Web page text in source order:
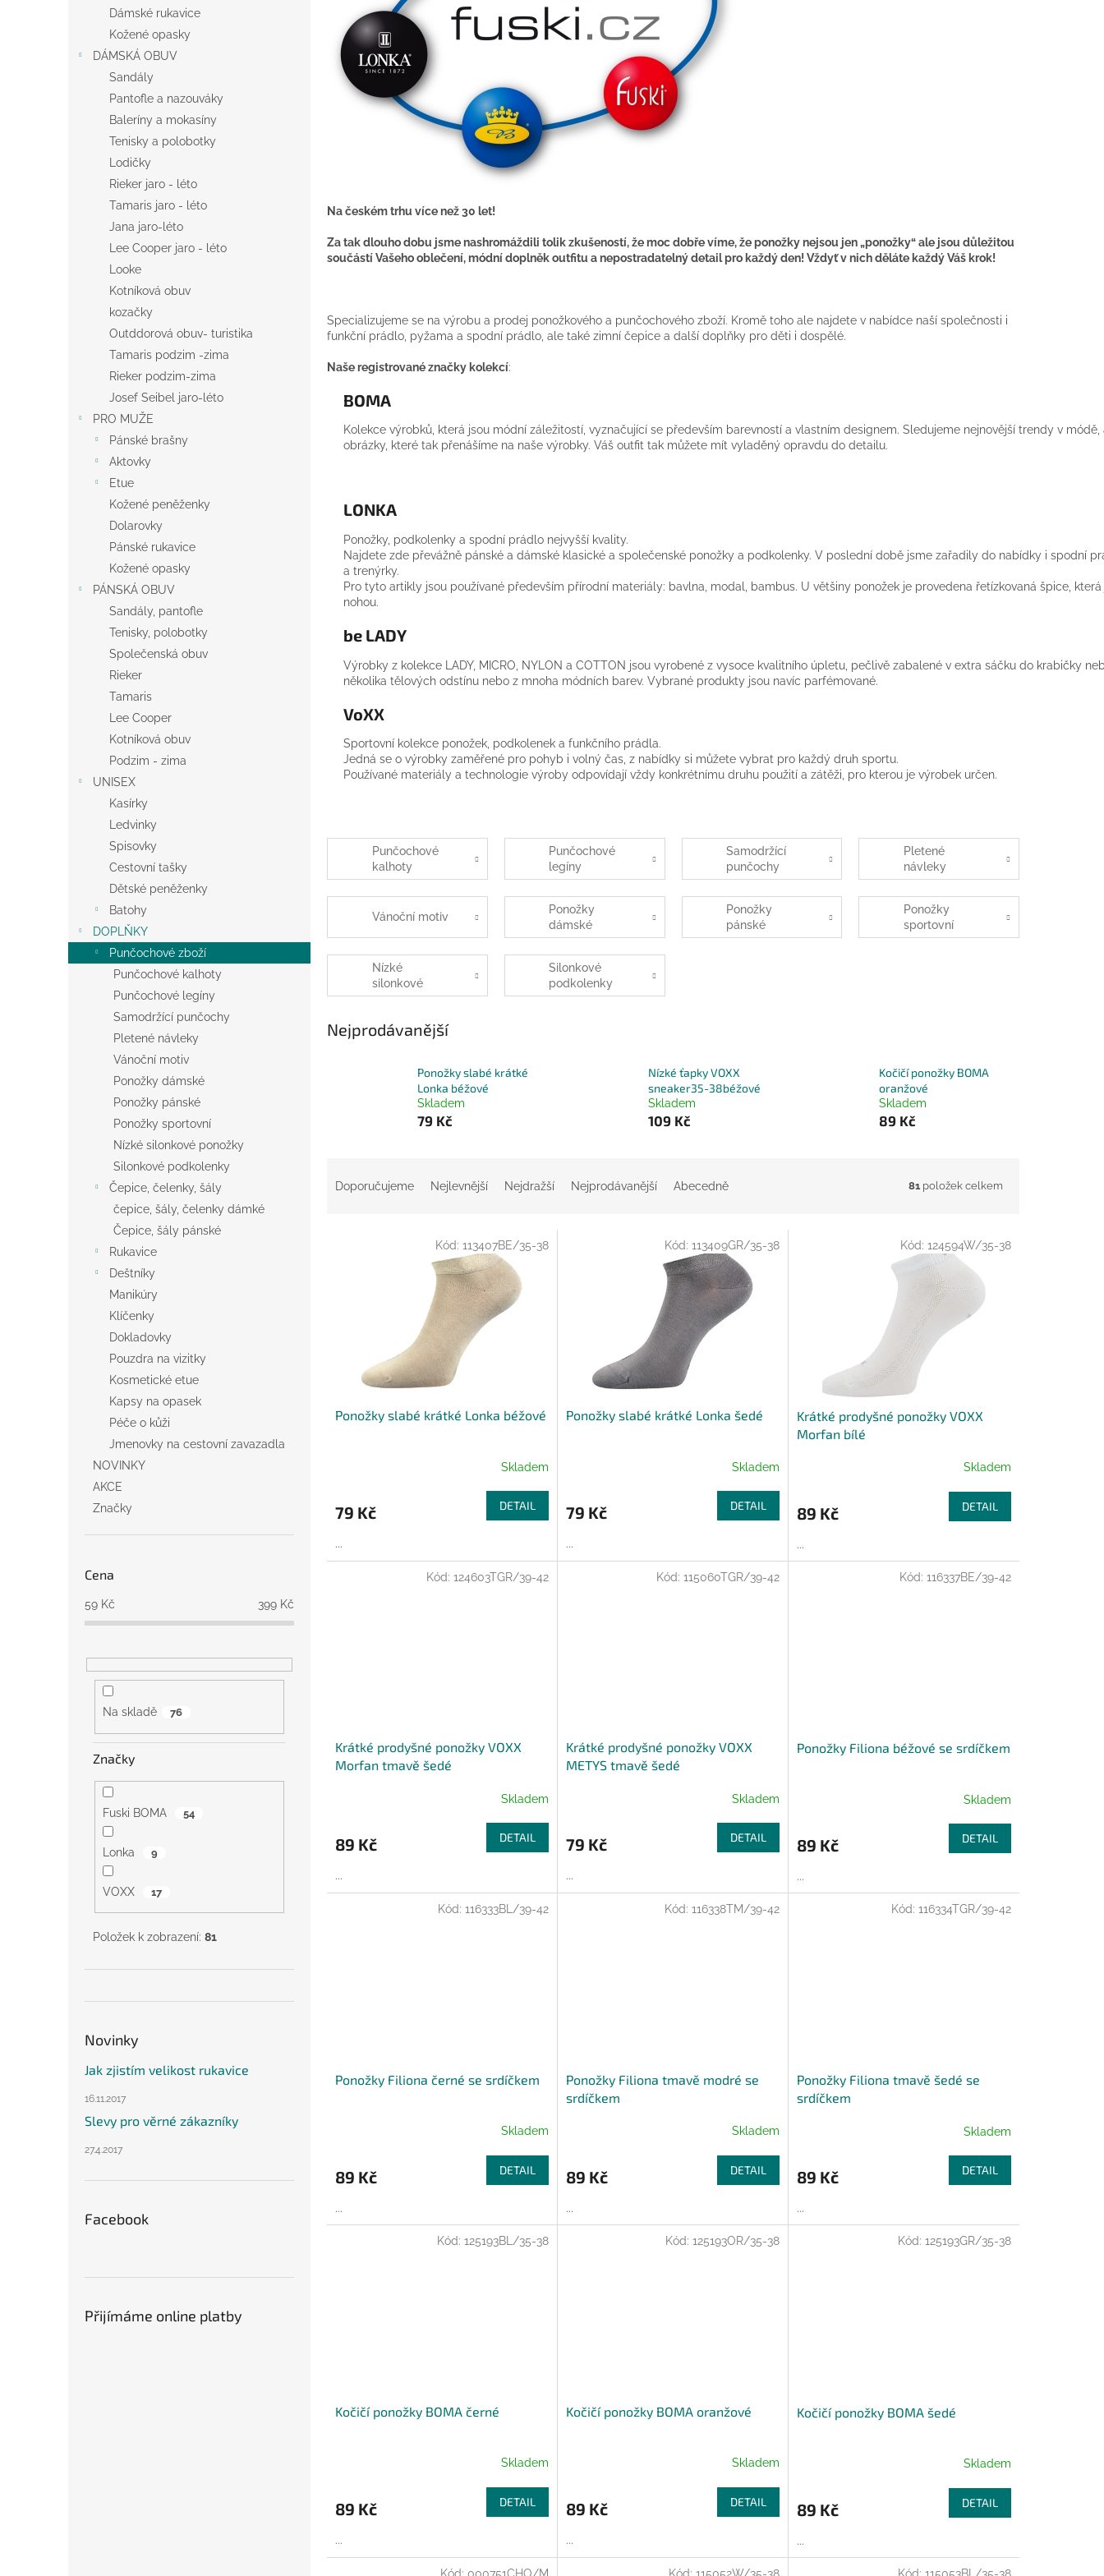
Dámské rukavice
Kožené opasky
DÁMSKÁ OBUV
Sandály
Pantofle a nazouváky
Baleríny a mokasíny
Tenisky a polobotky
Lodičky
Rieker jaro - léto
Tamaris jaro - léto
Jana jaro-léto
Lee Cooper jaro - léto
Looke
Kotníková obuv
kozačky
Outddorová obuv- turistika
Tamaris podzim -zima
Rieker podzim-zima
Josef Seibel jaro-léto
PRO MUŽE
Pánské brašny
Aktovky
Etue
Kožené peněženky
Dolarovky
Pánské rukavice
Kožené opasky
PÁNSKÁ OBUV
Sandály, pantofle
Tenisky, polobotky
Společenská obuv
Rieker
Tamaris
Lee Cooper
Kotníková obuv
Podzim - zima
UNISEX
Kasírky
Ledvinky
Spisovky
Cestovní tašky
Dětské peněženky
Batohy
DOPLŇKY
Punčochové zboží
Punčochové kalhoty
Punčochové legíny
Samodržící punčochy
Pletené návleky
Vánoční motiv
Ponožky dámské
Ponožky pánské
Ponožky sportovní
Nízké silonkové ponožky
Silonkové podkolenky
Čepice, čelenky, šály
čepice, šály, čelenky dámké
Čepice, šály pánské
Rukavice
Deštníky
Manikúry
Klíčenky
Dokladovky
Pouzdra na vizitky
Kosmetické etue
Kapsy na opasek
Péče o kůži
Jmenovky na cestovní zavazadla
NOVINKY
AKCE
Značky
Cena
59 Kč 399 Kč
Na skladě 76
Značky
Fuski BOMA 54
Lonka 9
VOXX 17
Položek k zobrazení: 81
Novinky
Jak zjistím velikost rukavice
16.11.2017
Slevy pro věrné zákazníky
27.4.2017
Facebook
Přijímáme online platby
Na českém trhu více než 30 let!
Za tak dlouho dobu jsme nashromáždili tolik zkušeností, že moc dobře víme, že ponožky nejsou jen „ponožky“ ale jsou důležitou
součástí Vašeho oblečení, módní doplněk outfitu a nepostradatelný detail pro každý den! Vždyť v nich děláte každý Váš krok!
Specializujeme se na výrobu a prodej ponožkového a punčochového zboží. Kromě toho ale najdete v nabídce naší společnosti i
funkční prádlo, pyžama a spodní prádlo, ale také zimní čepice a další doplňky pro děti i dospělé.
Naše registrované značky kolekcí:
BOMA
Kolekce výrobků, která jsou módní záležitostí, vyznačující se především barevností a vlastním designem. Sledujeme nejnovější trendy v
obrázky, které tak přenášíme na naše výrobky. Váš outfit tak můžete mít vyladěný opravdu do detailu.
LONKA
Ponožky, podkolenky a spodní prádlo nejvyšší kvality.
Najdete zde převážně pánské a dámské klasické a společenské ponožky a podkolenky. V poslední době jsme zařadily do nabídky i spodní
a trenýrky.
Pro tyto artikly jsou používané především přírodní materiály: bavlna, modal, bambus. U většiny ponožek je provedena řetízkovaná špice,
nohou.
be LADY
Výrobky z kolekce LADY, MICRO, NYLON a COTTON jsou vyrobené z vysoce kvalitního úpletu, pečlivě zabalené v extra sáčku do krabičky
několika tělových odstínu nebo z mnoha módních barev. Vybrané produkty jsou navíc parfémované.
VoXX
Sportovní kolekce ponožek, podkolenek a funkčního prádla.
Jedná se o výrobky zaměřené pro pohyb i volný čas, z nabídky si můžete vybrat pro každý druh sportu.
Používané materiály a technologie výroby odpovídají vždy konkrétnímu druhu použití a zátěži, pro kterou je výrobek určen.
Punčochové
kalhoty
Punčochové
legíny
Samodržící
punčochy
Pletené
návleky
Vánoční motiv
Ponožky
dámské
Ponožky
pánské
Ponožky
sportovní
Nízké
silonkové
ponožky
Silonkové
podkolenky
Nejprodávanější
Ponožky slabé krátké
Lonka béžové
Skladem
79 Kč
Nízké ťapky VOXX
sneaker35-38béžové
Skladem
109 Kč
Kočičí ponožky BOMA
oranžové
Skladem
89 Kč
Doporučujeme Nejlevnější Nejdražší Nejprodávanější Abecedně 81 položek celkem
Ponožky slabé krátké Lonka béžové
Skladem
79 Kč DETAIL
...
Kód: 113407BE/35-38
Ponožky slabé krátké Lonka šedé
Skladem
79 Kč DETAIL
...
Kód: 113409GR/35-38
Krátké prodyšné ponožky VOXX
Morfan bílé
Skladem
89 Kč DETAIL
...
Kód: 124594W/35-38
Krátké prodyšné ponožky VOXX
Morfan tmavě šedé
Skladem
89 Kč DETAIL
...
Kód: 124603TGR/39-42
Krátké prodyšné ponožky VOXX
METYS tmavě šedé
Skladem
79 Kč DETAIL
...
Kód: 115060TGR/39-42
Ponožky Filiona béžové se srdíčkem
Skladem
89 Kč DETAIL
...
Kód: 116337BE/39-42
Ponožky Filiona černé se srdíčkem
Skladem
89 Kč DETAIL
...
Kód: 116333BL/39-42
Ponožky Filiona tmavě modré se
srdíčkem
Skladem
89 Kč DETAIL
...
Kód: 116338TM/39-42
Ponožky Filiona tmavě šedé se
srdíčkem
Skladem
89 Kč DETAIL
...
Kód: 116334TGR/39-42
Kočičí ponožky BOMA černé
Skladem
89 Kč DETAIL
...
Kód: 125193BL/35-38
Kočičí ponožky BOMA oranžové
Skladem
89 Kč DETAIL
...
Kód: 125193OR/35-38
Kočičí ponožky BOMA šedé
Skladem
89 Kč DETAIL
...
Kód: 125193GR/35-38
Kód: 000751CHO/M Kód: 115052W/35-38 Kód: 115053BL/35-38